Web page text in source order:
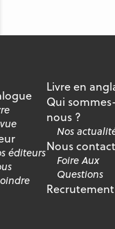
éditeurs
Livre en
Qui sommes-
nous ?
Nos
Nous
Foire Aux
Questions
Recrutement